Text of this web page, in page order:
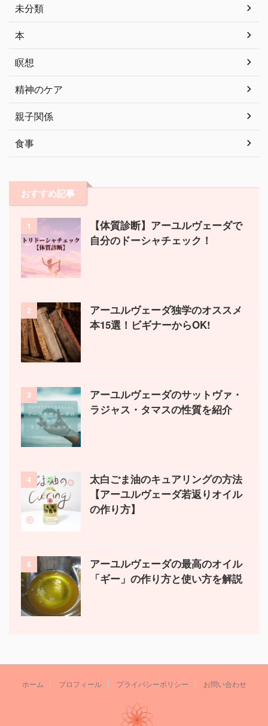
未分類
本
瞑想
精神のケア
親子関係
食事
おすすめ記事
1
【体質診断】アーユルヴェーダで
自分のドーシャチェック！
2
アーユルヴェーダ独学のオススメ
本15選！ビギナーからOK!
3
アーユルヴェーダのサットヴァ・
ラジャス・タマスの性質を紹介
4
太白ごま油のキュアリングの方法
【アーユルヴェーダ若返りオイル
の作り方】
5
アーユルヴェーダの最高のオイル
「ギー」の作り方と使い方を解説
ホーム プロフィール プライバシーポリシー お問い合わせ